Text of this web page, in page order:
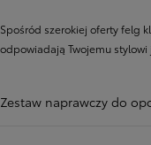
Spośród szerokiej oferty felg
odpowiadają Twojemu stylowi
Zestaw naprawczy do